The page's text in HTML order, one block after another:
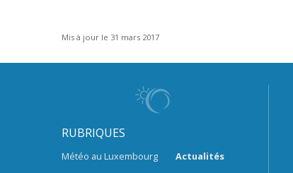
Mis à jour le 31 mars 2017
RUBRIQUES
Météo au Luxembourg
Actualités